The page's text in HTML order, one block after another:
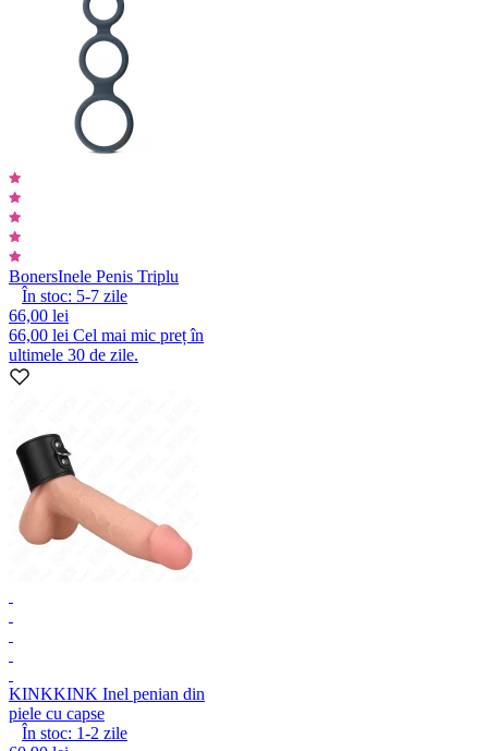
BonersInele Penis Triplu
În stoc: 5-7 zile
66,00 lei
66,00 lei Cel mai mic preț în
ultimele 30 de zile.
KINKKINK Inel penian din
piele cu capse
În stoc: 1-2 zile